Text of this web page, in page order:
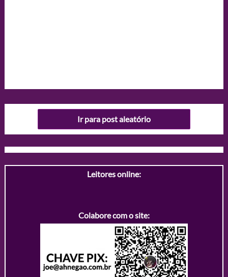
Ir para post aleatório
Leitores online:
Colabore com o site: